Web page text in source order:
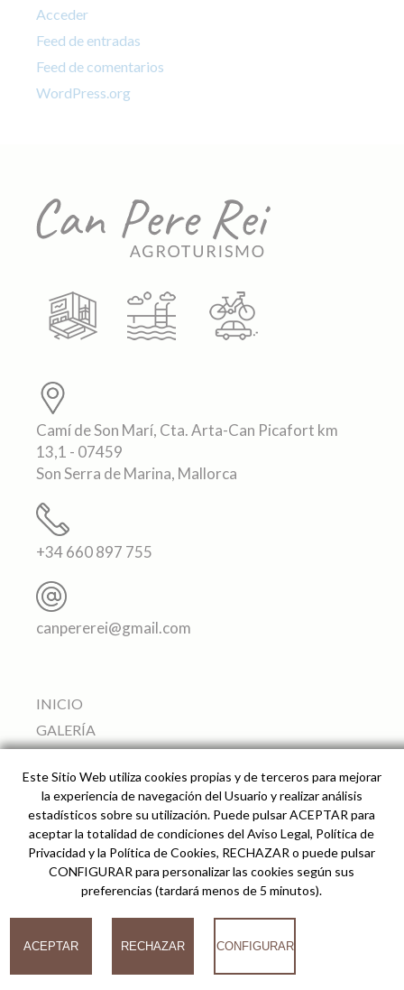
Acceder
Feed de entradas
Feed de comentarios
WordPress.org
Camí de Son Marí, Cta. Arta-Can Picafort km
13,1 - 07459
Son Serra de Marina, Mallorca
+34 660 897 755
canpererei@gmail.com
INICIO
GALERÍA
SERVICIOS
ALREDEDORES
PRECIO Y RESERVAS
CÓMO LLEGAR
© 2026
Can Pere Rei Agroturismo -Desarrollado por analiZe-AVISO LEGAL
POLÍTICA DE COOKIES
Este Sitio Web utiliza cookies propias y de terceros para mejorar
la experiencia de navegación del Usuario y realizar análisis
estadísticos sobre su utilización. Puede pulsar ACEPTAR para
aceptar la totalidad de condiciones del Aviso Legal, Política de
Privacidad y la Política de Cookies, RECHAZAR o puede pulsar
CONFIGURAR para personalizar las cookies según sus
preferencias (tardará menos de 5 minutos).
ACEPTAR RECHAZAR CONFIGURAR
COOKIES